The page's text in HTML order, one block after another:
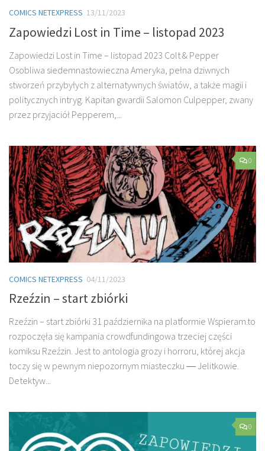
COMICS NETEXPRESS 13/11/2023
Zapowiedzi Lost in Time – listopad 2023
Zapowiedzi Lost in Time – listopad 2023 Colt & Pepper
Osobliwa siedemnastowieczna Ameryka, pełna dziwnych
stworzeń przybyłych z alternatywnych światów, a także magii i
politycznych intryg. Kapitan gwardii Salomon Culpepper, zwany
przez przyjaciół Pepperem,...
0
COMICS NETEXPRESS 04/11/2023
Rzeźzin – start zbiórki
Rzeźzin – start zbiórki 31 października na platformie Wspieram.to
rozpoczęła się kampania crowdfundingowa trzeciej części
komiksu Rzeźzin. Jest to antologia grozy i horroru, której akcja
toczy się w pewnym niepozornym miasteczku ― Jelitkowie.
Detektyw...
0